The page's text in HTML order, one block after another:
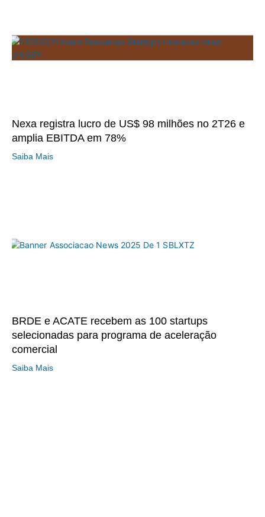
Nexa registra lucro de US$ 98 milhões no 2T26 e
amplia EBITDA em 78%
Saiba Mais
BRDE e ACATE recebem as 100 startups
selecionadas para programa de aceleração
comercial
Saiba Mais